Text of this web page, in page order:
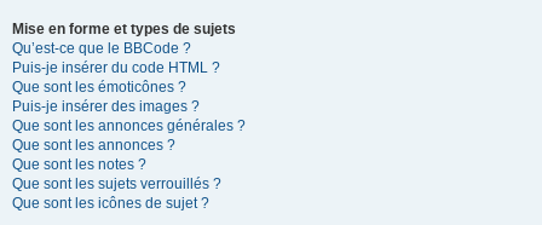
Mise en forme et types de sujets
Qu’est-ce que le BBCode ?
Puis-je insérer du code HTML ?
Que sont les émoticônes ?
Puis-je insérer des images ?
Que sont les annonces générales ?
Que sont les annonces ?
Que sont les notes ?
Que sont les sujets verrouillés ?
Que sont les icônes de sujet ?